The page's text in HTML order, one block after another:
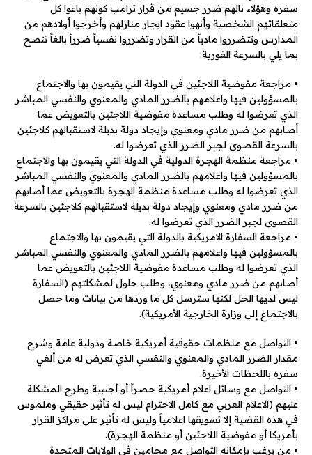
سفره وهؤلاء نالهم ضرر جسيم من قرار ترامب كونهم باعوا كل
متعلقاتهم الشخصية وأنهوا عقود ايجار منازلهم وأخرجوا أولادهم من
المدارس وتتضرروا مادياً من القرار وتضرروا نفسياً ضرراً بالغاً ننصح
بما يلي بالسرعة الفورية:
• مراجعة مفوضية اللاجئين في الدولة التي يقيمون بها والاجتماع
بالمسؤولين فيها واعلامهم بالضرر المادي والمعنوي والنفسي المباشر
الذي تعرضوا له وطلب مساعدة مفوضية اللاجئين بالتعويض عما
أصابهم من ضرر مادي ومعنوي وإيجاد دولة بديلة لاستقبالهم كلاجئين
بالسرعة القصوى لجبر الضرر الذي تعرضوا له.
• مراجعة منظمة الهجرة الدولية في الدولة التي يقيمون بها والاجتماع
بالمسؤولين فيها واعلامهم بالضرر المادي والمعنوي والنفسي المباشر
الذي تعرضوا له وطلب مساعدة منظمة الهجرة بالتعويض عما أصابهم
من ضرر مادي ومعنوي وإيجاد دولة بديلة لاستقبالهم كلاجئين بالسرعة
القصوى لجبر الضرر الذي تعرضوا له.
• مراجعة السفارة الامريكية بالدولة التي يقيمون بها والاجتماع
بالمسؤولين فيها واعلامهم بالضرر المادي والمعنوي والنفسي المباشر
الذي تعرضوا له وطلب مساعدة مفوضية اللاجئين بالتعويض عما
أصابهم من ضرر مادي ومعنوي، وطلب حلول لمشكلتهم (السفارة
ليس لديها الحل لكنها سترسل كل ما وردها من بيانات وما حصل
بالاجتماع إلى وزارة الخارجية الأمريكية).
• التواصل مع منظمات حقوقية أمريكية خاصة ودولية عامة وشرح
مقدار الضرر المادي والمعنوي والنفسي الذي تعرض له من ألغي
سفره باللحظات الأخيرة.
• التواصل مع وسائل اعلام أمريكية حصراً أو أجنبية وطرح المشكلة
عليهم (الاعلام العربي مع كامل الاحترام ليس له تأثير حقيقي وملموس
في هذه القضية إلا تسويقها اعلامياً وليس له تأثير على مراكز القرار
بأمريكا أو مفوضية اللاجئين أو منظمة الهجرة).
• من يرغب بإمكانه التواصل مع محامين في الولايات المتحدة